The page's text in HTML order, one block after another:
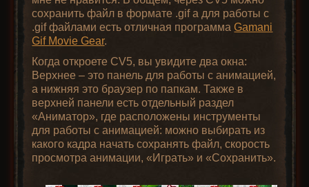
сохранить файл в формате .gif а для работы с
.gif файлами есть отличная программаGamani
Gif Movie Gear.
Когда откроете CV5, вы увидите два окна:
Верхнее – это панель для работы с анимацией,
а нижняя это браузер по папкам. Также в
верхней панели есть отдельный раздел
«Аниматор», где расположены инструменты
для работы с анимацией: можно выбирать из
какого кадра начать сохранять файл, скорость
просмотра анимации, «Играть» и «Сохранить».